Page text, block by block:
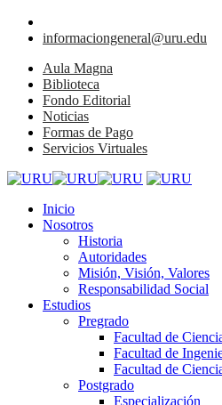
informaciongeneral@uru.edu
Aula Magna
Biblioteca
Fondo Editorial
Noticias
Formas de Pago
Servicios Virtuales
Inicio
Nosotros
Historia
Autoridades
Misión, Visión, Valores
Responsabilidad Social
Estudios
Pregrado
Facultad de
Facultad de
Facultad de
Postgrado
Especialización